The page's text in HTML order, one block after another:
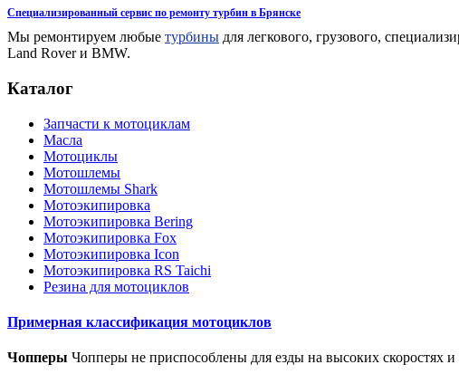
Специализированный сервис по ремонту турбин в Брянске
Мы ремонтируем любые турбины для легкового, грузового,
Land Rover и BMW.
Каталог
Запчасти к мотоциклам
Масла
Мотоциклы
Мотошлемы
Мотошлемы Shark
Мотоэкипировка
Мотоэкипировка Bering
Мотоэкипировка Fox
Мотоэкипировка Icon
Мотоэкипировка RS Taichi
Резина для мотоциклов
Примерная классификация мотоциклов
Чопперы Чопперы не приспособлены для езды на высоких скоростях